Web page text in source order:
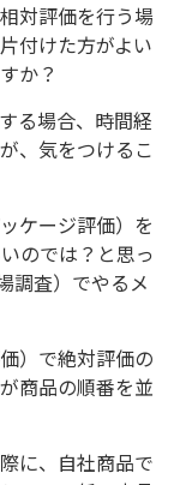
対評価を行う場
付けた方がよい
か？
る場合、時間経
、気をつけるこ
ケージ評価）を
のでは？と思っ
調査）でやるメ
）で絶対評価の
商品の順番を並
に、自社商品で